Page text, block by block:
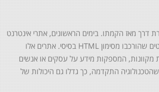
דרך מאז הקמתו. בימים הראשונים, אתרי אינטרנט
היו דפים סטטיים פשוטים שהורכבו מסימון HTML בסיסי. אתרים אלו
מקוונות, המספקות מידע על עסקים או אנשים
התקדמה, כך גדלו גם היכולות של